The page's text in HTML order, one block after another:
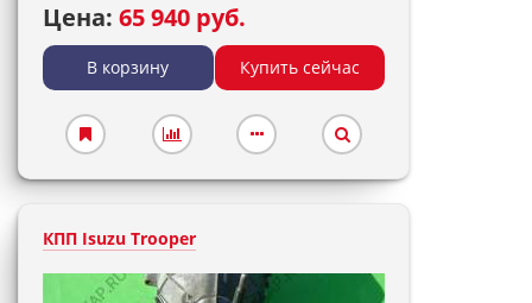
Цена: 65 940 руб.
В корзину Купить сейчас
КПП Isuzu Trooper